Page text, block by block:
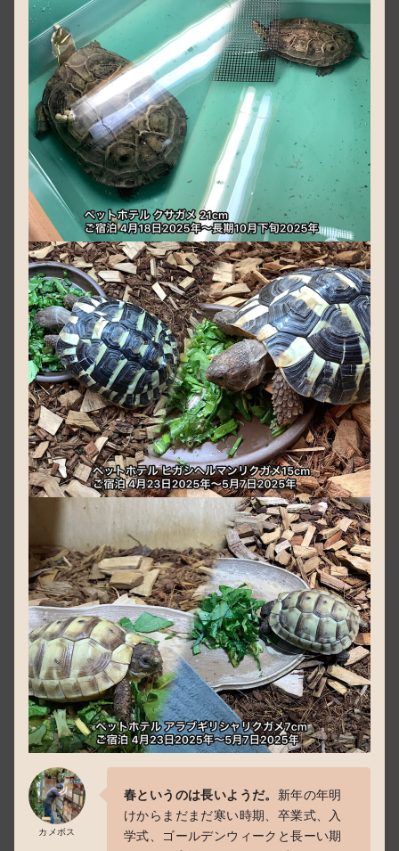
カメボス
春というのは長いようだ。 新年の年明
けからまだまだ寒い時期、卒業式、入
学式、ゴールデンウィークと長ーい期